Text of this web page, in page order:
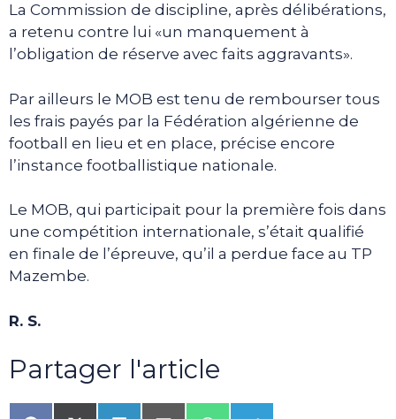
La Commission de discipline, après délibérations,
a retenu contre lui «un manquement à
l’obligation de réserve avec faits aggravants».
Par ailleurs le MOB est tenu de rembourser tous
les frais payés par la Fédération algérienne de
football en lieu et en place, précise encore
l’instance footballistique nationale.
Le MOB, qui participait pour la première fois dans
une compétition internationale, s’était qualifié
en finale de l’épreuve, qu’il a perdue face au TP
Mazembe.
R. S.
Partager l'article